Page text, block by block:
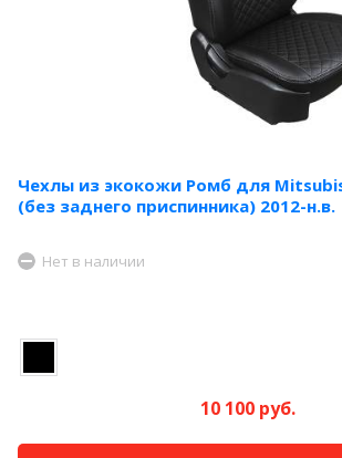
Чехлы из экокожи Ромб для
(без заднего приспинника) 2012-н.в.
Нет в наличии
10 100 руб.